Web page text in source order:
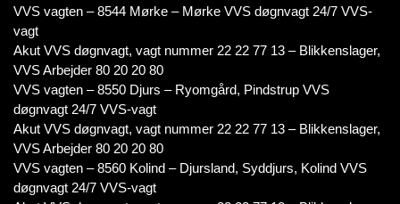
VVS vagten – 8544 Mørke – Mørke VVS døgnvagt 24/7 VVS-
vagt
Akut VVS døgnvagt, vagt nummer 22 22 77 13 – Blikkenslager,
VVS Arbejder 80 20 20 80
VVS vagten – 8550 Djurs – Ryomgård, Pindstrup VVS
døgnvagt 24/7 VVS-vagt
Akut VVS døgnvagt, vagt nummer 22 22 77 13 – Blikkenslager,
VVS Arbejder 80 20 20 80
VVS vagten – 8560 Kolind – Djursland, Syddjurs, Kolind VVS
døgnvagt 24/7 VVS-vagt